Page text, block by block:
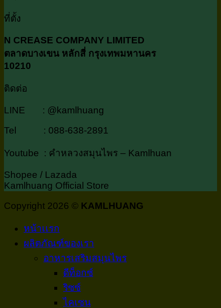
ที่ตั้ง
N CREASE COMPANY LIMITED
ตลาดบางเขน หลักสี่ กรุงเทพมหานคร
10210
ติดต่อ
LINE : @kamlhuang
Tel : 088-638-2891
Youtube : คำหลวงสมุนไพร – Kamlhuan
Shopee / Lazada
Kamlhuang Official Store
Copyright 2026 © KAMLHUANG
หน้าเเรก
ผลิตภัณฑ์ของเรา
อาหารเสริมสมุนไพร
ดีท็อกซ์
ริซซ์
ไคเซน